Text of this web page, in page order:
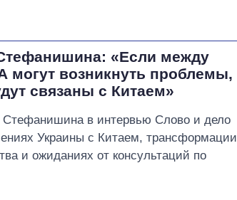
«Если между
могут возникнуть проблемы,
связаны с Китаем»
Стефанишина в интервью Слово и дело
Украины с Китаем, трансформации
и ожиданиях от консультаций по